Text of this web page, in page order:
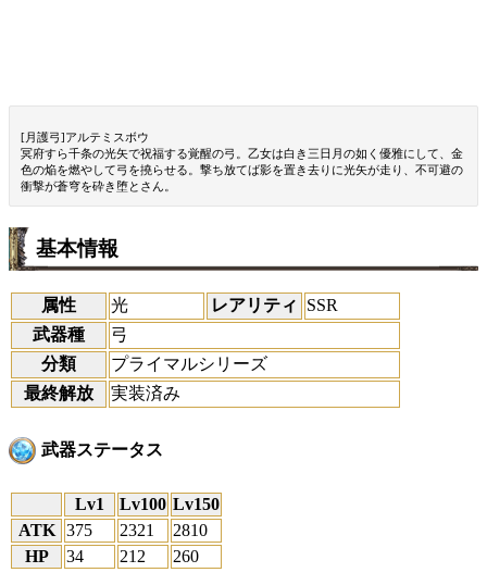
[月護弓]アルテミスボウ
冥府すら千条の光矢で祝福する覚醒の弓。乙女は白き三日月の如く優雅にして、金
色の焔を燃やして弓を撓らせる。撃ち放てば影を置き去りに光矢が走り、不可避の
衝撃が蒼穹を砕き堕とさん。
基本情報
属性 光 レアリティ
SSR
武器種
弓
分類
プライマルシリーズ
最終解放
実装済み
武器ステータス
Lv1 Lv100 Lv150
ATK
375 2321
2810
HP
34 212 260